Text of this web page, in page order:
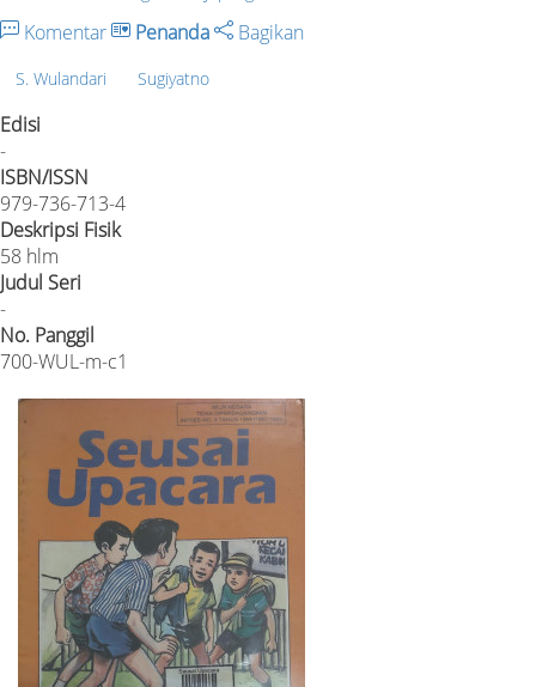
Komentar Penanda Bagikan
S. Wulandari Sugiyatno
Edisi
-
ISBN/ISSN
979-736-713-4
Deskripsi Fisik
58 hlm
Judul Seri
-
No. Panggil
700-WUL-m-c1